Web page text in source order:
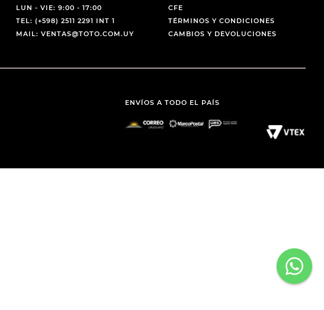
LUN - VIE: 9:00 - 17:00
TEL: (+598) 2511 2291 INT 1
MAIL: VENTAS@TOTO.COM.UY
CFE
TÉRMINOS Y CONDICIONES
CAMBIOS Y DEVOLUCIONES
ENVÍOS A TODO EL PAÍS